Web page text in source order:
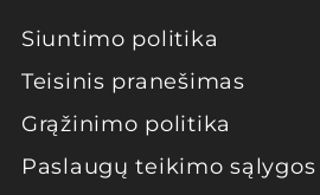
Siuntimo politika
Teisinis pranešimas
Grąžinimo politika
Paslaugų teikimo sąlygos